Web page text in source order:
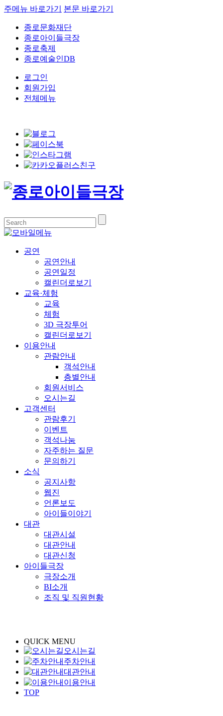
주메뉴 바로가기 본문 바로가기
종로문화재단
종로아이들극장
종로축제
종로예술인DB
로그인
회원가입
전체메뉴
공연
공연안내
공연일정
캘린더로보기
교육·체험
교육
체험
3D 극장투어
캘린더로보기
이용안내
관람안내
객석안내
층별안내
회원서비스
오시는길
고객센터
관람후기
이벤트
객석나눔
자주하는 질문
문의하기
소식
공지사항
웹진
언론보도
아이들이야기
대관
대관시설
대관안내
대관신청
아이들극장
극장소개
BI소개
조직 및 직원현황
QUICK MENU
오시는길
주차안내
대관안내
이용안내
TOP